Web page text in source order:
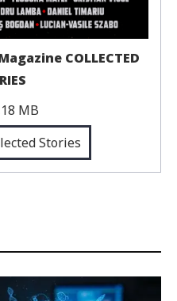
COLLECTED
MB
Stories